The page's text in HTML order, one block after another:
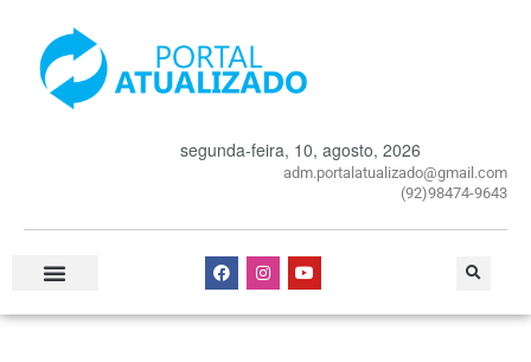
segunda-feira, 10, agosto, 2026
adm.portalatualizado@gmail.com
(92)98474-9643